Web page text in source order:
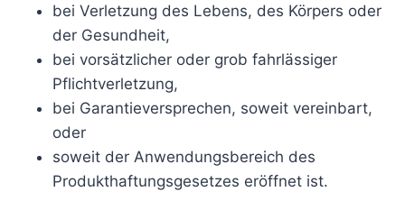
bei Verletzung des Lebens, des Körpers oder
der Gesundheit,
bei vorsätzlicher oder grob fahrlässiger
Pflichtverletzung,
bei Garantieversprechen, soweit vereinbart,
oder
soweit der Anwendungsbereich des
Produkthaftungsgesetzes eröffnet ist.